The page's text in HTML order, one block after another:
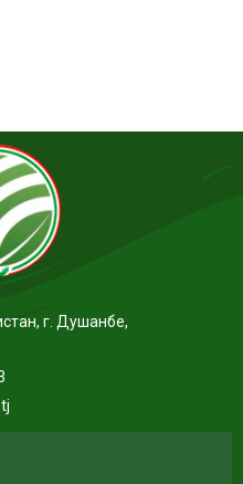
г. Душанбе,